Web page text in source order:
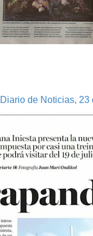
Diario de Noticias,